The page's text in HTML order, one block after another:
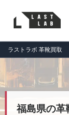
ラストラボ 革靴買取
福島県の革